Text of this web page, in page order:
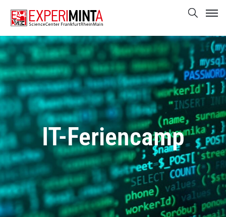
IT-Feriencamp